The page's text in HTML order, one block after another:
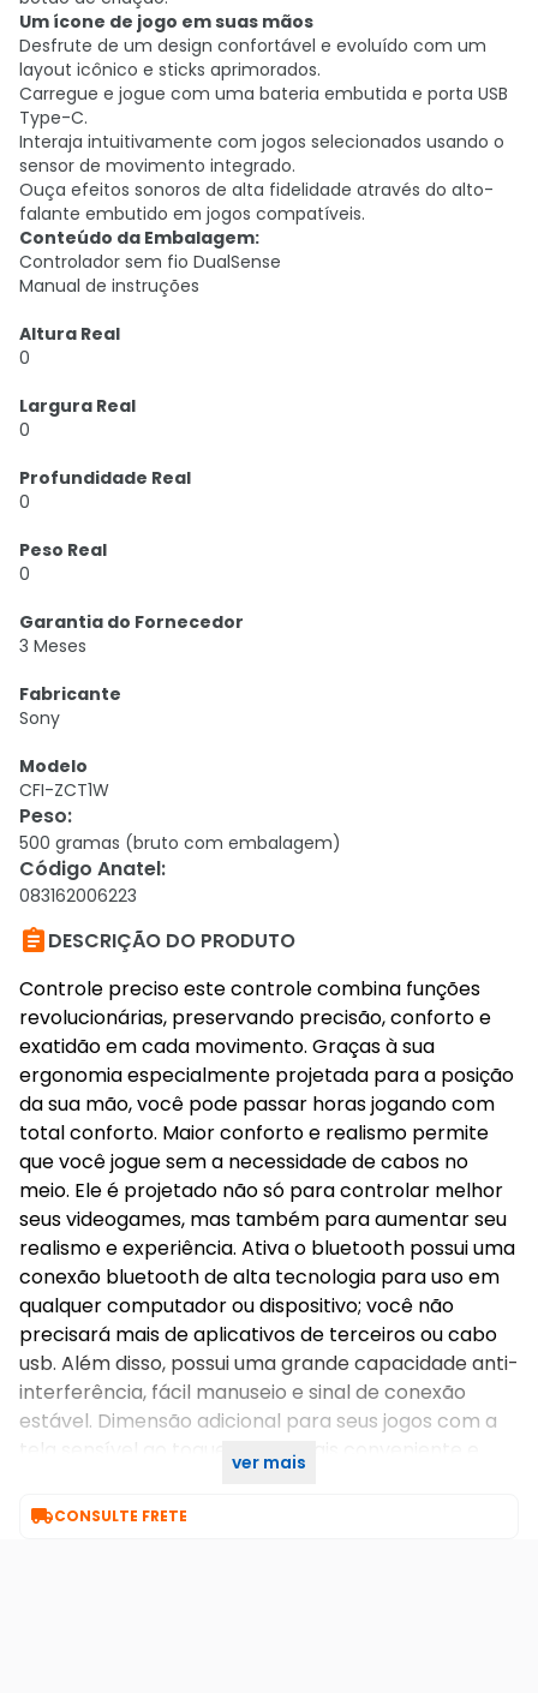
Um ícone de jogo em suas mãos
Desfrute de um design confortável e evoluído com um
layout icônico e sticks aprimorados.
Carregue e jogue com uma bateria embutida e porta USB
Type-C.
Interaja intuitivamente com jogos selecionados usando o
sensor de movimento integrado.
Ouça efeitos sonoros de alta fidelidade através do alto-
falante embutido em jogos compatíveis.
Conteúdo da Embalagem:
Controlador sem fio DualSense
Manual de instruções
Altura Real
0
Largura Real
0
Profundidade Real
0
Peso Real
0
Garantia do Fornecedor
3 Meses
Fabricante
Sony
Modelo
CFI-ZCT1W
Peso:
500 gramas (bruto com embalagem)
Código Anatel:
083162006223
DESCRIÇÃO DO PRODUTO
Controle preciso este controle combina funções
revolucionárias, preservando precisão, conforto e
exatidão em cada movimento. Graças à sua
ergonomia especialmente projetada para a posição
da sua mão, você pode passar horas jogando com
total conforto. Maior conforto e realismo permite
que você jogue sem a necessidade de cabos no
meio. Ele é projetado não só para controlar melhor
seus videogames, mas também para aumentar seu
realismo e experiência. Ativa o bluetooth possui uma
conexão bluetooth de alta tecnologia para uso em
qualquer computador ou dispositivo; você não
precisará mais de aplicativos de terceiros ou cabo
usb. Além disso, possui uma grande capacidade anti-
interferência, fácil manuseio e sinal de conexão
estável. Dimensão adicional para seus jogos com a
tela sensível ao toque, muito mais conveniente e
ver mais
CONSULTE FRETE